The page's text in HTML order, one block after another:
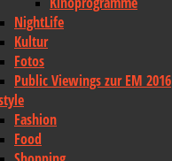
NightLife
Kultur
Fotos
Public Viewings zur EM 2016
Fashion
Food